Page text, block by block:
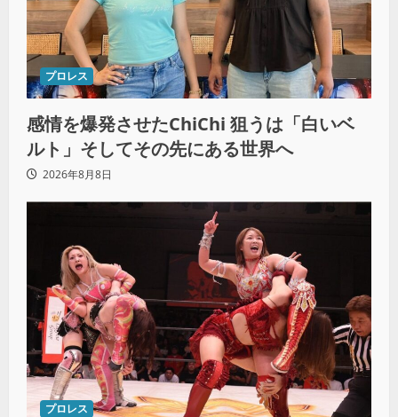
プロレス
感情を爆発させたChiChi 狙うは「白いベ
ルト」そしてその先にある世界へ
2026年8月8日
プロレス